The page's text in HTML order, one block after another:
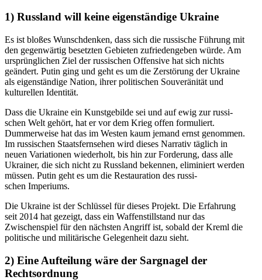
1) Russland will keine eigen­ständige Ukraine
Es ist bloßes Wunsch­denken, dass sich die russische Führung mit
den gegen­wärtig besetzten Gebieten zufrie­den­geben würde. Am
ursprüng­lichen Ziel der russi­schen Offensive hat sich nichts
geändert. Putin ging und geht es um die Zerstörung der Ukraine
als eigen­ständige Nation, ihrer politi­schen Souve­rä­nität und
kultu­rellen Identität.
Dass die Ukraine ein Kunst­ge­bilde sei und auf ewig zur russi­
schen Welt gehört, hat er vor dem Krieg offen formu­liert.
Dummer­weise hat das im Westen kaum jemand ernst genommen.
Im russi­schen Staats­fern­sehen wird dieses Narrativ täglich in
neuen Varia­tionen wiederholt, bis hin zur Forderung, dass alle
Ukrainer, die sich nicht zu Russland bekennen, elimi­niert werden
müssen. Putin geht es um die Restau­ration des russi­
schen Imperiums.
Die Ukraine ist der Schlüssel für dieses Projekt. Die Erfahrung
seit 2014 hat gezeigt, dass ein Waffen­still­stand nur das
Zwischen­spiel für den nächsten Angriff ist, sobald der Kreml die
politische und militä­rische Gelegenheit dazu sieht.
2) Eine Aufteilung wäre der Sargnagel der
Rechtsordnung